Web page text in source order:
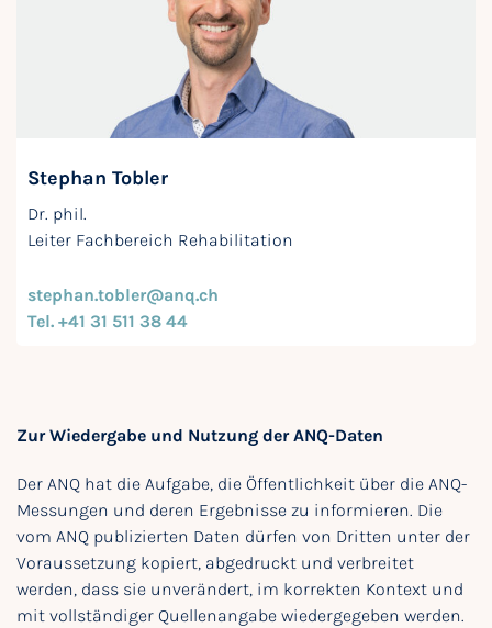
Stephan Tobler
Dr. phil.
Leiter Fachbereich Rehabilitation
stephan.tobler@anq.ch
Tel. +41 31 511 38 44
Zur Wiedergabe und Nutzung der ANQ-Daten
Der ANQ hat die Aufgabe, die Öffentlichkeit über die ANQ-
Messungen und deren Ergebnisse zu informieren. Die
vom ANQ publizierten Daten dürfen von Dritten unter der
Voraussetzung kopiert, abgedruckt und verbreitet
werden, dass sie unverändert, im korrekten Kontext und
mit vollständiger Quellenangabe wiedergegeben werden.